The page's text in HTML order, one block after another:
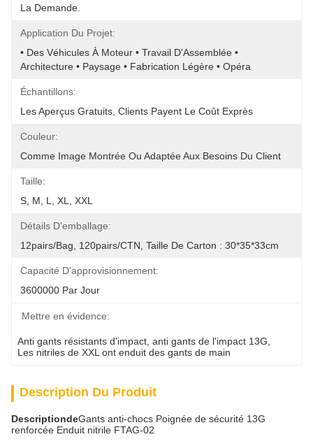
La Demande.
Application Du Projet:
• Des Véhicules À Moteur • Travail D'Assemblée •
Architecture • Paysage • Fabrication Légère • Opéra
Échantillons:
Les Aperçus Gratuits, Clients Payent Le Coût Exprès
Couleur:
Comme Image Montrée Ou Adaptée Aux Besoins Du Client
Taille:
S, M, L, XL, XXL
Détails D'emballage:
12pairs/bag, 120pairs/CTN, Taille De Carton : 30*35*33cm
Capacité D'approvisionnement:
3600000 Par Jour
Mettre en évidence:
Anti gants résistants d'impact anti gants de l'impact 13G
Les nitriles de XXL ont enduit des gants de main
Description Du Produit
DescriptiondeGants anti-chocs Poignée de sécurité 13G
renforcée Enduit nitrile FTAG-02